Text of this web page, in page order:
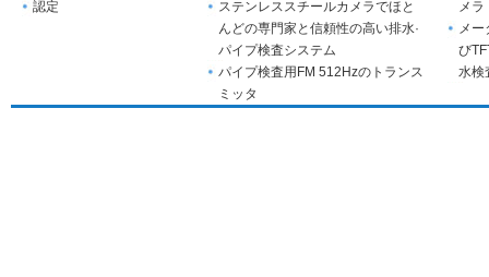
認定
ステンレススチールカメラでほと
んどの専門家と信頼性の高い排水·
パイプ検査システム
パイプ検査用FM 512Hzのトランス
ミッタ
メ
メ
び
水検